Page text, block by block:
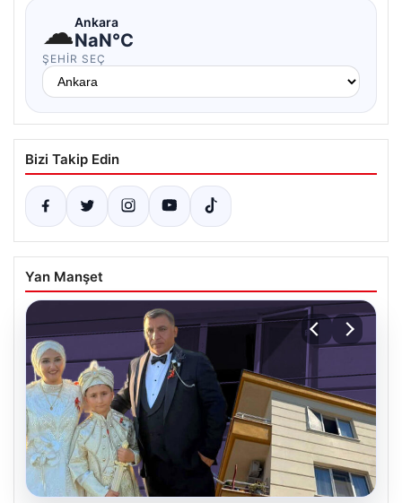
☁Ankara
NaN°C
ŞEHIR SEÇ
Bizi Takip Edin
Yan Manşet